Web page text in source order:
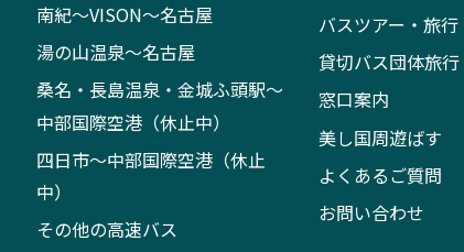
南紀～VISON～名古屋
湯の山温泉～名古屋
桑名・長島温泉・金城ふ頭駅～
中部国際空港（休止中）
四日市～中部国際空港（休止
中）
その他の高速バス
バスツアー・旅行
貸切バス団体旅行
窓口案内
美し国周遊ばす
よくあるご質問
お問い合わせ